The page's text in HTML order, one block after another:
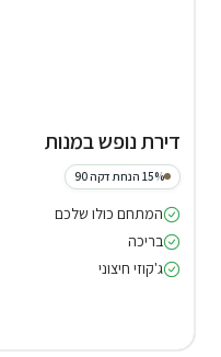
דירת נופש במנות
15% הנחת דקה 90
המתחם כולו שלכם
בריכה
ג'קוזי חיצוני